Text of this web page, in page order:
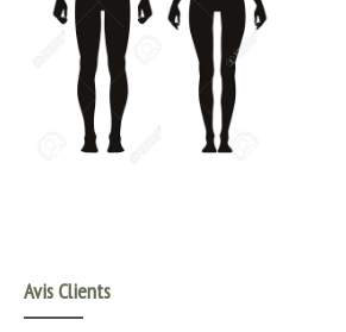
Avis Clients